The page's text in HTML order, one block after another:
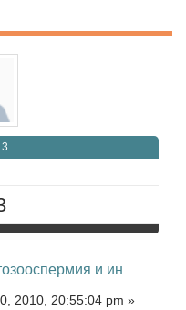
и ин
2010, 20:55:04 pm »